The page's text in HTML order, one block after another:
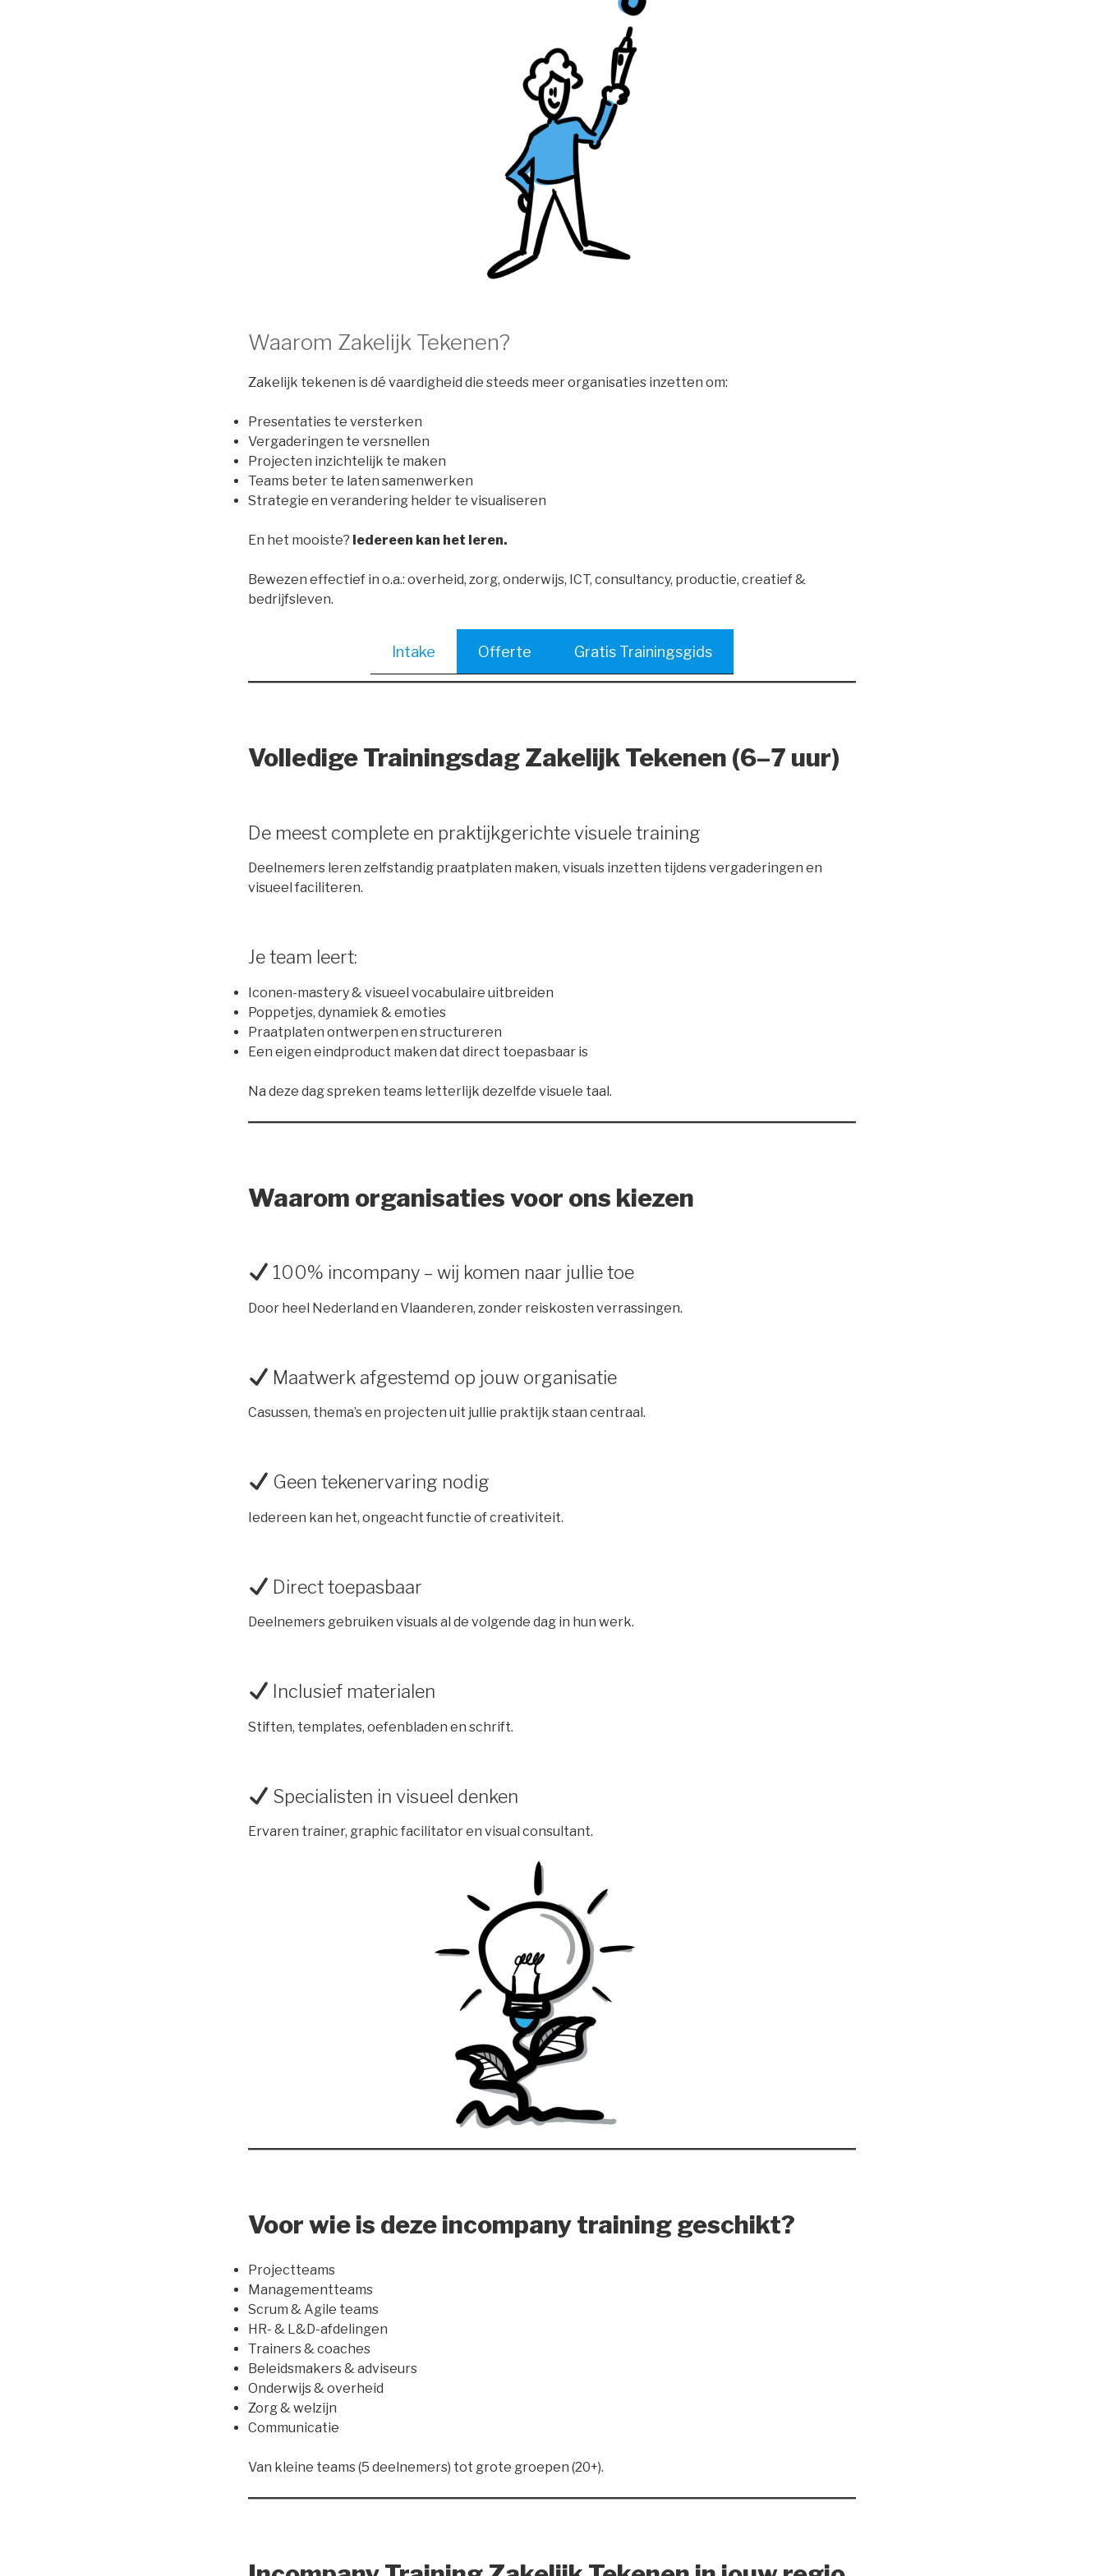
Waarom Zakelijk Tekenen?
Zakelijk tekenen is dé vaardigheid die steeds meer organisaties inzetten om:
Presentaties te versterken
Vergaderingen te versnellen
Projecten inzichtelijk te maken
Teams beter te laten samenwerken
Strategie en verandering helder te visualiseren
En het mooiste? Iedereen kan het leren.
Bewezen effectief in o.a.: overheid, zorg, onderwijs, ICT, consultancy, productie, creatief &
bedrijfsleven.
Intake Offerte Gratis Trainingsgids
Volledige Trainingsdag Zakelijk Tekenen (6–7 uur)
De meest complete en praktijkgerichte visuele training
Deelnemers leren zelfstandig praatplaten maken, visuals inzetten tijdens vergaderingen en
visueel faciliteren.
Je team leert:
Iconen-mastery & visueel vocabulaire uitbreiden
Poppetjes, dynamiek & emoties
Praatplaten ontwerpen en structureren
Een eigen eindproduct maken dat direct toepasbaar is
Na deze dag spreken teams letterlijk dezelfde visuele taal.
Waarom organisaties voor ons kiezen
100% incompany – wij komen naar jullie toe
Door heel Nederland en Vlaanderen, zonder reiskosten verrassingen.
Maatwerk afgestemd op jouw organisatie
Casussen, thema’s en projecten uit jullie praktijk staan centraal.
Geen tekenervaring nodig
Iedereen kan het, ongeacht functie of creativiteit.
Direct toepasbaar
Deelnemers gebruiken visuals al de volgende dag in hun werk.
Inclusief materialen
Stiften, templates, oefenbladen en schrift.
Specialisten in visueel denken
Ervaren trainer, graphic facilitator en visual consultant.
Voor wie is deze incompany training geschikt?
Projectteams
Managementteams
Scrum & Agile teams
HR- & L&D-afdelingen
Trainers & coaches
Beleidsmakers & adviseurs
Onderwijs & overheid
Zorg & welzijn
Communicatie
Van kleine teams (5 deelnemers) tot grote groepen (20+).